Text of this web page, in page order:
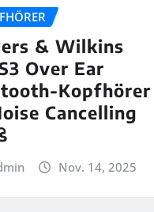
& Wilkins
Over Ear
Kopfhörer
Cancelling
Nov. 14, 2025